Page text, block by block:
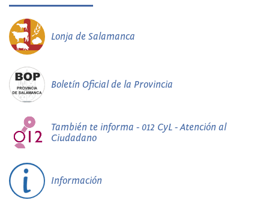
Lonja de Salamanca
Boletín Oficial de la Provincia
También te informa - 012 CyL - Atención al
Ciudadano
Información